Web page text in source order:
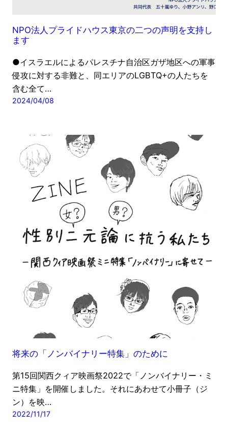
NPO法人プライドハウス東京の二つの声明を支持し
ます
●イスラエルによるパレスチナ自治区ガザ地区への軍事
侵攻に対する非難と、同エリアのLGBTQ+の人たちを
含む全て…
2024/04/08
将来の「ノンバイナリー特集」のために
第15回関西クィア映画祭2022で「ノンバイナリー・ミ
ニ特集」を開催しました。それにあわせて小冊子（ジ
ン）を映…
2022/11/17